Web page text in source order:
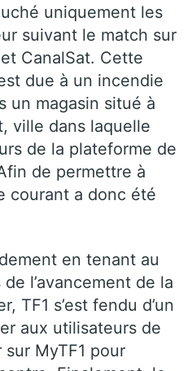
uniquement les
suivant le match sur
CanalSat. Cette
due à un incendie
un magasin situé à
ville dans laquelle
de la plateforme de
de permettre à
courant a donc été
en tenant au
l’avancement de la
TF1 s’est fendu d’un
aux utilisateurs de
MyTF1 pour